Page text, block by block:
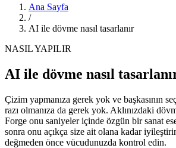
Ana Sayfa
/
AI ile dövme nasıl tasarlanır
NASIL YAPILIR
AI ile dövme nasıl
Çizim yapmanıza gerek yok ve başkasının
razı olmanıza da gerek yok. Aklınızdaki
Forge onu saniyeler içinde özgün bir sanat
sonra onu açıkça size ait olana kadar
değmeden önce vücudunuzda kontrol edin.